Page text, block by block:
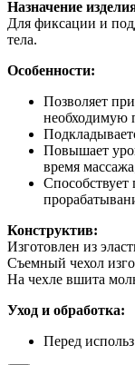
Назначение
Для фиксации и
тела.
Особенности:
Позволяет
необходимую
Повышает
время
Конструктив:
Изготовлен из
Съемный чехол
На чехле вшита
Уход и обработка:
Перед использ